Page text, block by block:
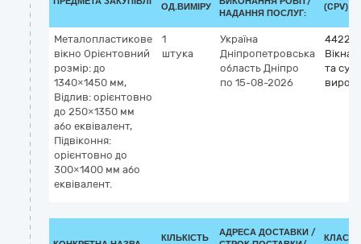
ОД.ВИМІРУ
НАДАННЯ ПОСЛУГ:
(CPV)
Металопластикове
вікно Орієнтовний
розмір: до
1340×1450 мм,
Відлив: орієнтовно
до 250×1350 мм
або еквівалент,
Підвіконня:
орієнтовно до
300×1400 мм або
еквівалент.
1
штука
Україна
Дніпропетровська
область Дніпро
по 15-08-2026
Вікна,
та
КІЛЬКІСТЬ
АДРЕСА ДОСТАВКИ /